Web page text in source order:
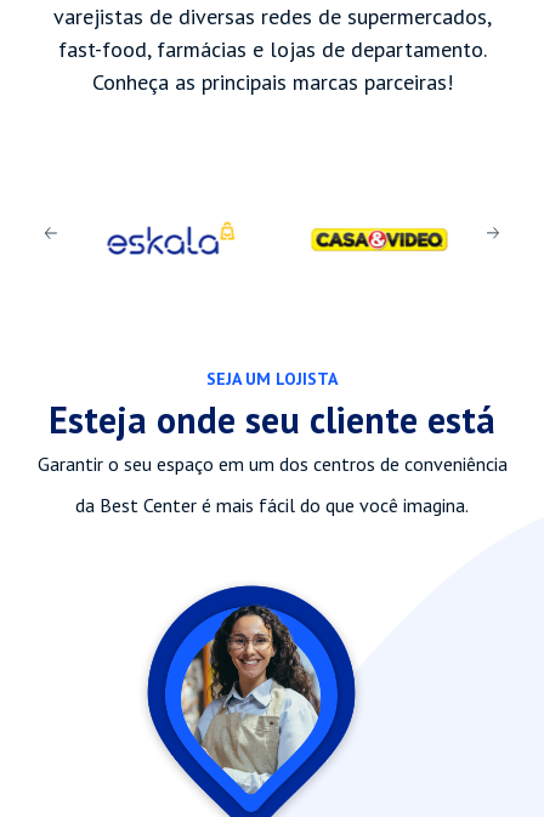
varejistas de diversas redes de supermercados,
fast-food, farmácias e lojas de departamento.
Conheça as principais marcas parceiras!
Previous Next
SEJA UM LOJISTA
Esteja onde seu cliente está
Garantir o seu espaço em um dos centros de conveniência
da Best Center é mais fácil do que você imagina.